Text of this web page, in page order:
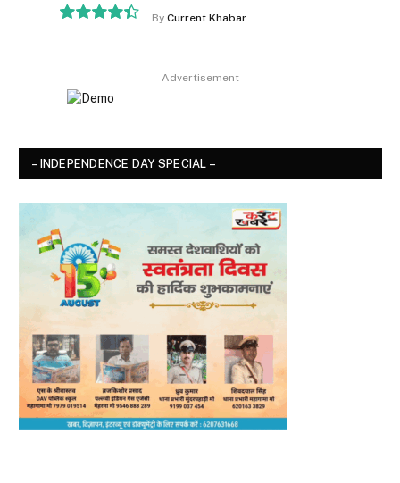
By Current Khabar
Advertisement
– INDEPENDENCE DAY SPECIAL –